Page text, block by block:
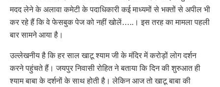
मदद लेने के अलावा कमेटी के पदाधिकारी कई माध्यमों से भक्तों से अपील भी
कर रहे हैं कि वे फेसबुक पेज को नहीं खोलें…..। इस तरह का मामला पहली
बार सामने आया है।
उल्लेखनीय है कि हर साल खाटू श्याम जी के मंदिर में करोड़ों लोग दर्शन
करने पहुंचते हैं। जयपुर निवासी रोहित ने बताया कि दिन की शुरुआत ही
श्याम बाबा के दर्शनों के साथ होती है। लेकिन आज तो खाटू बाबा की